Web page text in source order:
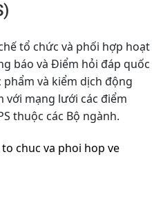
tổ chức và phối hợp hoạt
báo và Điểm hỏi đáp quốc
và kiểm dịch động
với mạng lưới các điểm
thuộc các Bộ ngành.
to chuc va phoi hop ve